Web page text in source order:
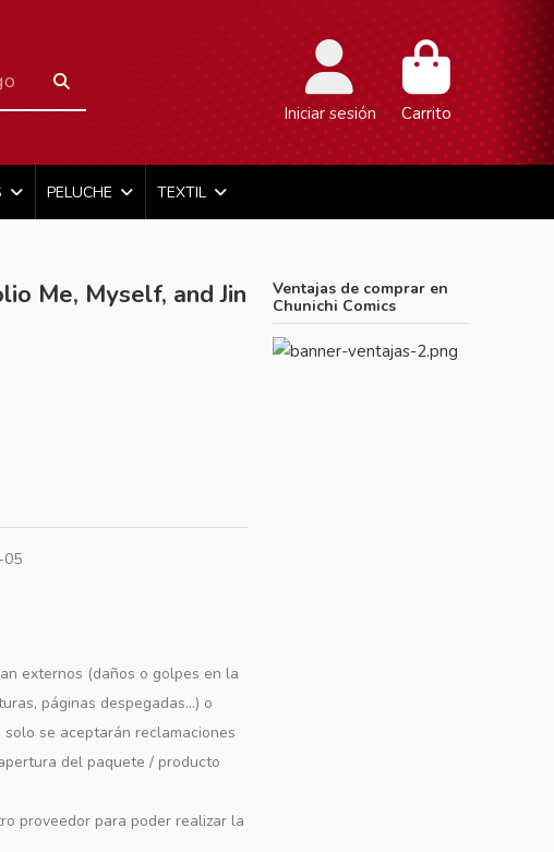
Iniciar sesión Carrito
PELUCHE TEXTIL
Me, Myself, and Jin
05
externos (daños o golpes en la
páginas despegadas...) o
se aceptarán reclamaciones
del paquete / producto
proveedor para poder realizar la
Ventajas de comprar en
Chunichi Comics